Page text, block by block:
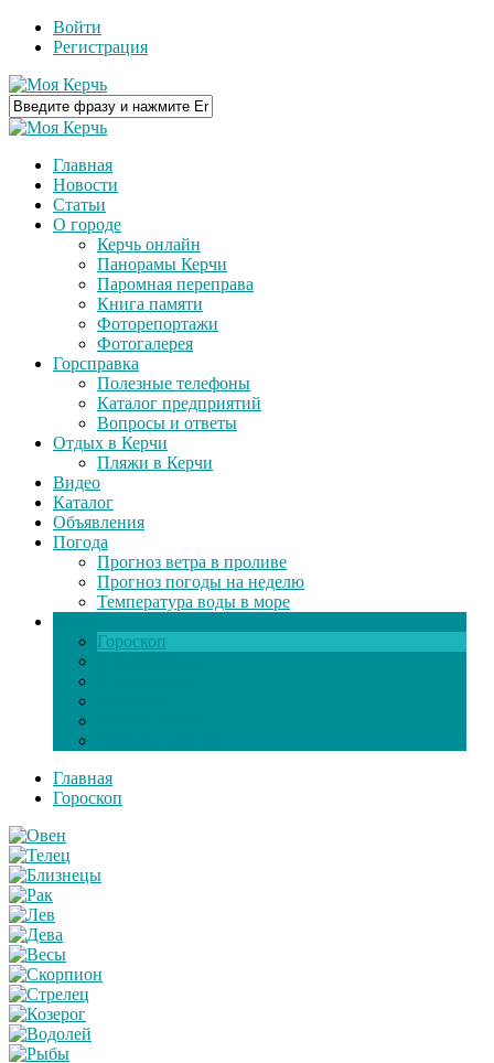
Войти
Регистрация
Главная
Новости
Статьи
О городе
Керчь онлайн
Панорамы Керчи
Паромная переправа
Книга памяти
Фоторепортажи
Фотогалерея
Горсправка
Полезные телефоны
Каталог предприятий
Вопросы и ответы
Отдых в Керчи
Пляжи в Керчи
Видео
Каталог
Объявления
Погода
Прогноз ветра в проливе
Прогноз погоды на неделю
Температура воды в море
Гороскоп
Главная
Гороскоп